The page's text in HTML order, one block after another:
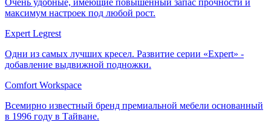
Очень удобные, имеющие повышенный запас прочности и
максимум настроек под любой рост.
Expert Legrest
Одни из самых лучших кресел. Развитие серии «Expert» -
добавление выдвижной подножки.
Comfort Workspace
Всемирно известный бренд премиальной мебели основанный
в 1996 году в Тайване.